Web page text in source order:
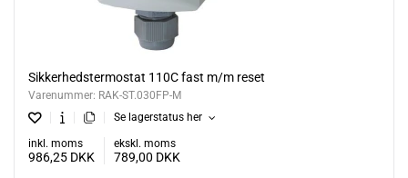
Sikkerhedstermostat 110C fast m/m reset
Varenummer: RAK-ST.030FP-M
Se lagerstatus her
inkl. moms
986,25 DKK
ekskl. moms
789,00 DKK